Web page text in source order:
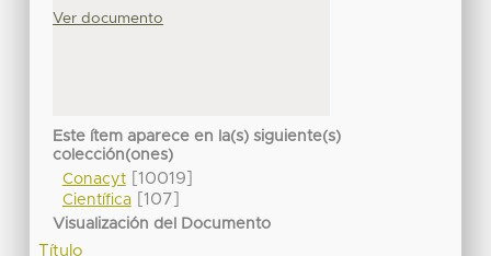
Ver documento
Este ítem aparece en la(s) siguiente(s)
colección(ones)
Conacyt[10019]
Científica[107]
Visualización del Documento
Título